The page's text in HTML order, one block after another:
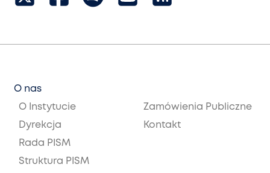
O nas
O Instytucie
Dyrekcja
Rada PISM
Struktura PISM
Zamówienia Publiczne
Kontakt